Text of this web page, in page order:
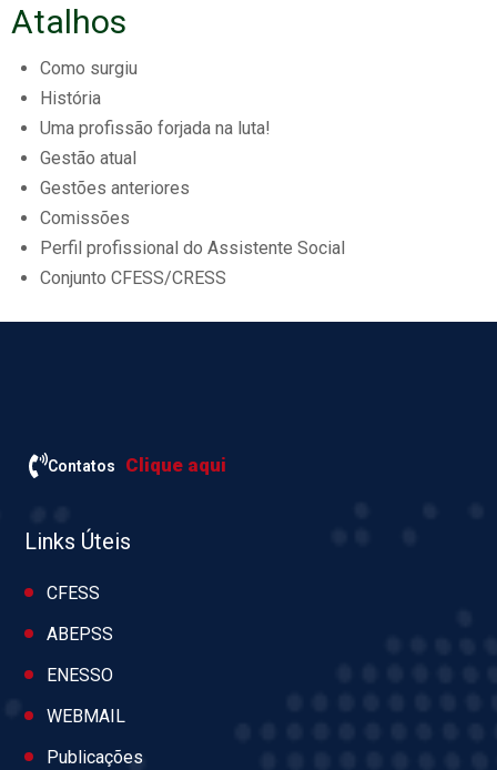
Atalhos
Como surgiu
História
Uma profissão forjada na luta!
Gestão atual
Gestões anteriores
Comissões
Perfil profissional do Assistente Social
Conjunto CFESS/CRESS
Contatos Clique aqui
Links Úteis
CFESS
ABEPSS
ENESSO
WEBMAIL
Publicações